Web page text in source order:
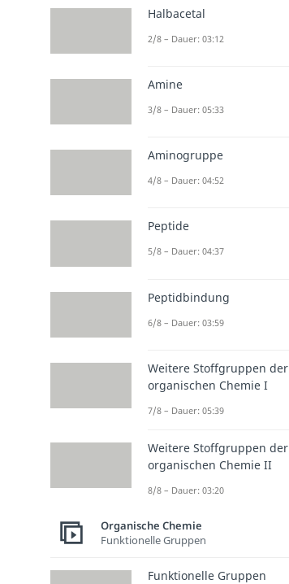
Halbacetal
2/8 – Dauer: 03:12
Amine
3/8 – Dauer: 05:33
Aminogruppe
4/8 – Dauer: 04:52
Peptide
5/8 – Dauer: 04:37
Peptidbindung
6/8 – Dauer: 03:59
Weitere Stoffgruppen der
organischen Chemie I
7/8 – Dauer: 05:39
Weitere Stoffgruppen der
organischen Chemie II
8/8 – Dauer: 03:20
Organische Chemie
Funktionelle Gruppen
Funktionelle Gruppen